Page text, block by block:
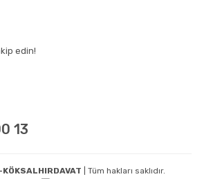
edin!
13
KÖKSALHIRDAVAT | Tüm hakları saklıdır.